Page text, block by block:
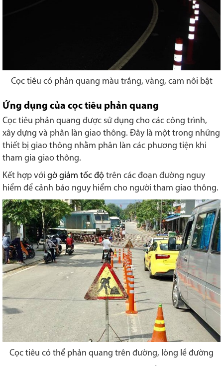
Cọc tiêu có phản quang màu trắng, vàng, cam nôi bật
Ứng dụng của cọc tiêu phản quang
Cọc tiêu phản quang được sử dụng cho các công trình,
xây dựng và phân làn giao thông. Đây là một trong những
thiết bị giao thông nhằm phân làn các phương tiện khi
tham gia giao thông.
Kết hợp với gờ giảm tốc độ trên các đoạn đường nguy
hiểm để cảnh báo nguy hiểm cho người tham giao thông.
Cọc tiêu có thể phản quang trên đường, lòng lề đường